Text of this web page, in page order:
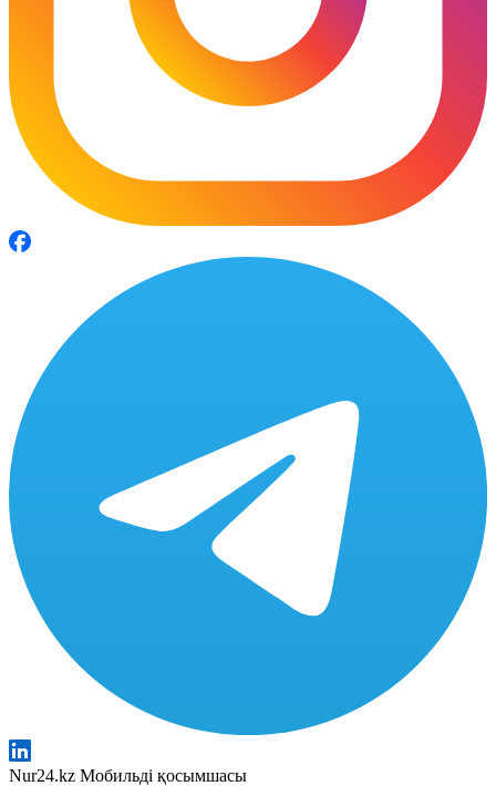
Nur24.kz Мобильді қосымшасы